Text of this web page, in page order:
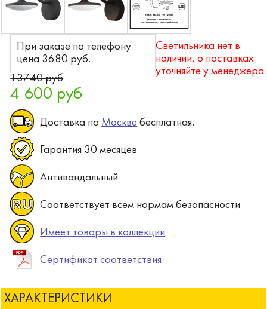
При заказе по телефону
цена 3680 pyб.
13740 руб
4 600 руб
Светильника нет в
наличии, о поставках
уточняйте у менеджера
Доставка по Москве бесплатная.
Гарантия 30 месяцев
Антивандальный
Соответствует всем нормам безопасности
Имеет товары в коллекции
Сертификат соответствия
ХАРАКТЕРИСТИКИ